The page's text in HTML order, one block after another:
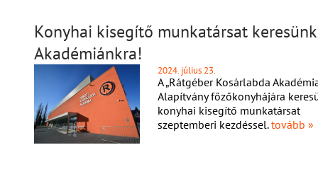
Konyhai kisegítő munkatársat keresünk
Akadémiánkra!
2024. július 23.
A „Rátgéber Kosárlabda
Alapítvány főzőkonyhájára
konyhai kisegítő munkatársat
szeptemberi kezdéssel.tovább »